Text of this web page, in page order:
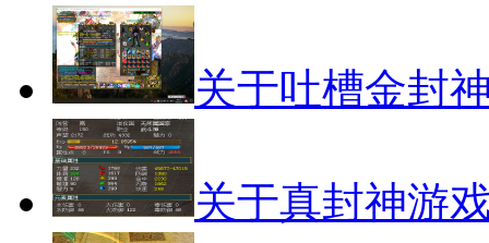
关于吐槽金封
关于真封神游